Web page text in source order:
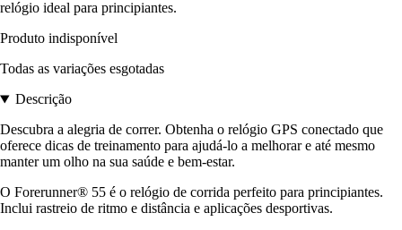
relógio ideal para principiantes.
Produto indisponível
Todas as variações esgotadas
Descrição
Descubra a alegria de correr. Obtenha o relógio GPS conectado que
oferece dicas de treinamento para ajudá-lo a melhorar e até mesmo
manter um olho na sua saúde e bem-estar.
O Forerunner® 55 é o relógio de corrida perfeito para principiantes.
Inclui rastreio de ritmo e distância e aplicações desportivas.